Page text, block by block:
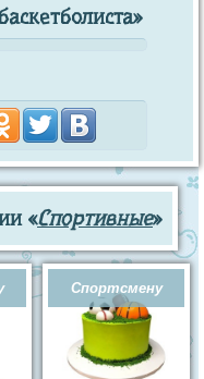
«Спортивные»
Спортсмену